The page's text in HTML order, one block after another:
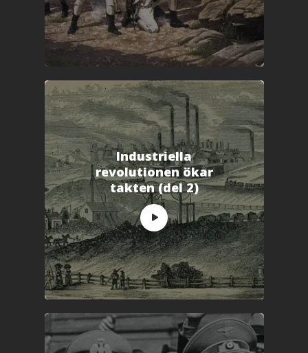
r
)
Industriella
revolutionen ökar
takten (del 2)